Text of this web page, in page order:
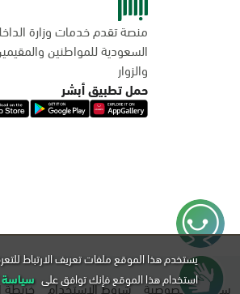
منصة تقدم خدمات وزارة
السعودية للمواطنين
والزوار
حمل تطبيق أبشر
سياسة الخصوصية شروط الاستخدام خريطة
يستخدم هذا الموقع ملفات تعريف الارتباط
استخدام هذا الموقع فإنك توافق على سياسة